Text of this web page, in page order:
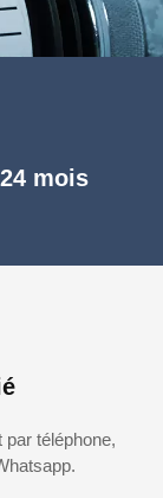
mois
téléphone,